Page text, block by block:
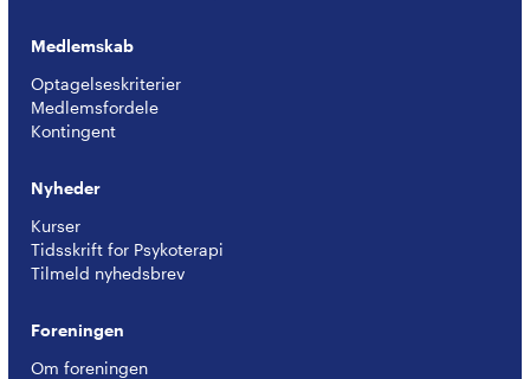
Medlemskab
Optagelseskriterier
Medlemsfordele
Kontingent
Nyheder
Kurser
Tidsskrift for Psykoterapi
Tilmeld nyhedsbrev
Foreningen
Om foreningen